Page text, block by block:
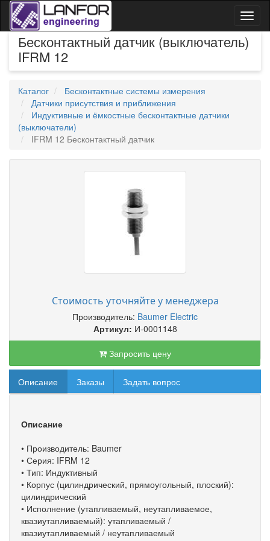
Бесконтактный датчик (выключатель)
IFRM 12
Каталог
Бесконтактные системы измерения
Датчики присутствия и приближения
Индуктивные и ёмкостные бесконтактные датчики
(выключатели)
IFRM 12 Бесконтактный датчик
Стоимость уточняйте у менеджера
Производитель: Baumer Electric
Артикул: И-0001148
Запросить цену
Описание Заказы Задать вопрос
Описание
• Производитель: Baumer
• Серия: IFRM 12
• Тип: Индуктивный
• Корпус (цилиндрический, прямоугольный, плоский):
цилиндрический
• Исполнение (утапливаемый, неутапливаемое,
квазиутапливаемый): утапливаемый /
квазиутапливаемый / неутапливаемый